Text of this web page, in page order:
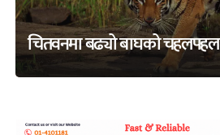
चितवनमा बढ्यो बाघको चहलपहल